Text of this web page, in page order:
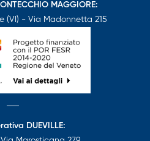
MAGGIORE:
(VI) - Via Madonnetta 215
DUEVILLE: